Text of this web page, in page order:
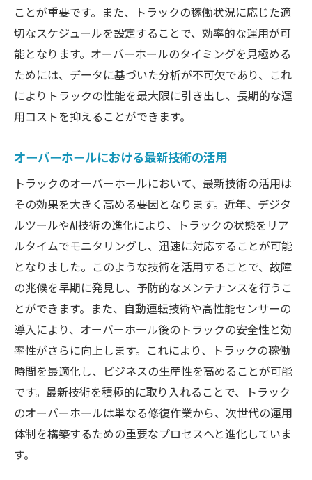
ことが重要です。また、トラックの稼働状況に応じた適
切なスケジュールを設定することで、効率的な運用が可
能となります。オーバーホールのタイミングを見極める
ためには、データに基づいた分析が不可欠であり、これ
によりトラックの性能を最大限に引き出し、長期的な運
用コストを抑えることができます。
オーバーホールにおける最新技術の活用
トラックのオーバーホールにおいて、最新技術の活用は
その効果を大きく高める要因となります。近年、デジタ
ルツールやAI技術の進化により、トラックの状態をリア
ルタイムでモニタリングし、迅速に対応することが可能
となりました。このような技術を活用することで、故障
の兆候を早期に発見し、予防的なメンテナンスを行うこ
とができます。また、自動運転技術や高性能センサーの
導入により、オーバーホール後のトラックの安全性と効
率性がさらに向上します。これにより、トラックの稼働
時間を最適化し、ビジネスの生産性を高めることが可能
です。最新技術を積極的に取り入れることで、トラック
のオーバーホールは単なる修復作業から、次世代の運用
体制を構築するための重要なプロセスへと進化していま
す。